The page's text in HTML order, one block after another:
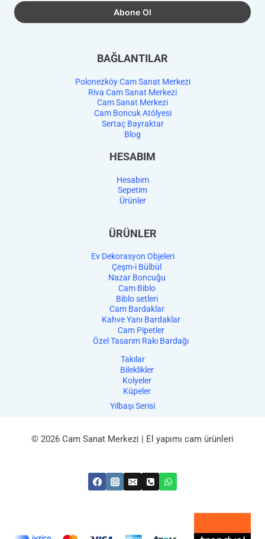
BAĞLANTILAR
Polonezköy Cam Sanat Merkezi
Riva Cam Sanat Merkezi
Cam Sanat Merkezi
Cam Boncuk Atölyesi
Sertaç Bayraktar
Blog
HESABIM
Hesabım
Sepetim
Ürünler
ÜRÜNLER
Ev Dekorasyon Objeleri
Çeşm-i Bülbül
Nazar Boncuğu
Cam Biblo
Biblo setleri
Cam Bardaklar
Kahve Yanı Bardaklar
Cam Pipetler
Özel Tasarım Rakı Bardağı
Takılar
Bileklikler
Kolyeler
Küpeler
Yılbaşı Serisi
© 2026 Cam Sanat Merkezi | El yapımı cam ürünleri